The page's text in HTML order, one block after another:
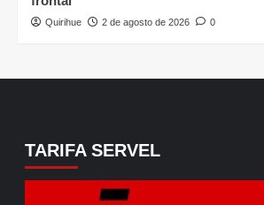
Quirihue 2 de agosto de 2026 0
TARIFA SERVEL